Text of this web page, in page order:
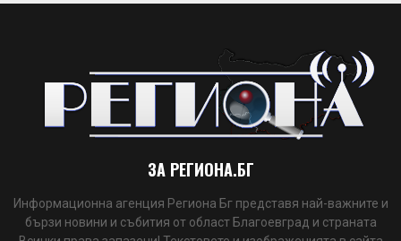
ЗА РЕГИОНА.БГ
Информационна агенция Региона Бг представя най-важните и
бързи новини и събития от област Благоевград и страната